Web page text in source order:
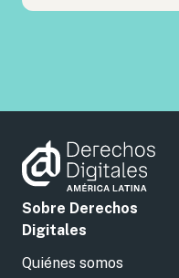
Sobre Derechos
Digitales
Quiénes somos